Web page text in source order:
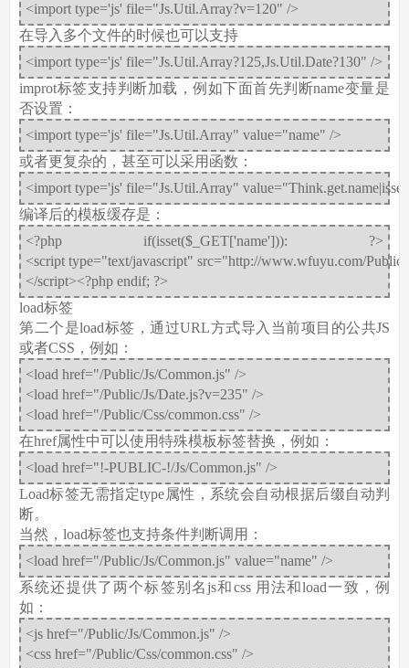
<import type='js' file="Js.Util.Array?v=120" />
在导入多个文件的时候也可以支持
<import type='js' file="Js.Util.Array?125,Js.Util.Date?130" />
improt标签支持判断加载，例如下面首先判断name变量是
否设置：
<import type='js' file="Js.Util.Array" value="name" />
或者更复杂的，甚至可以采用函数：
<import type='js' file="Js.Util.Array"
编译后的模板缓存是：
<?php if(isset($_GET['name'])): ?>
<script type="text/javascript" src="http://www.wfuyu.com/
</script><?php endif; ?>
load标签
第二个是load标签，通过URL方式导入当前项目的公共JS
或者CSS，例如：
<load href="/Public/Js/Common.js" />
<load href="/Public/Js/Date.js?v=235" />
<load href="/Public/Css/common.css" />
在href属性中可以使用特殊模板标签替换，例如：
<load href="!-PUBLIC-!/Js/Common.js" />
Load标签无需指定type属性，系统会自动根据后缀自动判
断。
当然，load标签也支持条件判断调用：
<load href="/Public/Js/Common.js" value="name" />
系统还提供了两个标签别名js和css 用法和load一致，例
如：
<js href="/Public/Js/Common.js" />
<css href="/Public/Css/common.css" />